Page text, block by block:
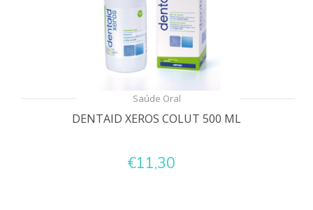
Saúde Oral
DENTAID XEROS COLUT 500 ML
€11,30